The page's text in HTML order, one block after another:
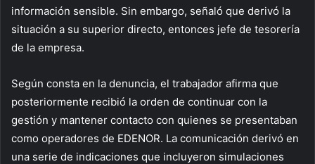
información sensible. Sin embargo, señaló que derivó la
situación a su superior directo, entonces jefe de tesorería
de la empresa.
Según consta en la denuncia, el trabajador afirma que
posteriormente recibió la orden de continuar con la
gestión y mantener contacto con quienes se presentaban
como operadores de EDENOR. La comunicación derivó en
una serie de indicaciones que incluyeron simulaciones